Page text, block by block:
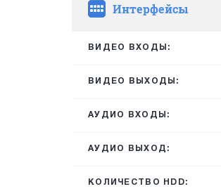
Интерфейсы
ВИДЕО ВХОДЫ:
ВИДЕО ВЫХОДЫ:
АУДИО ВХОДЫ:
АУДИО ВЫХОД:
КОЛИЧЕСТВО HDD: